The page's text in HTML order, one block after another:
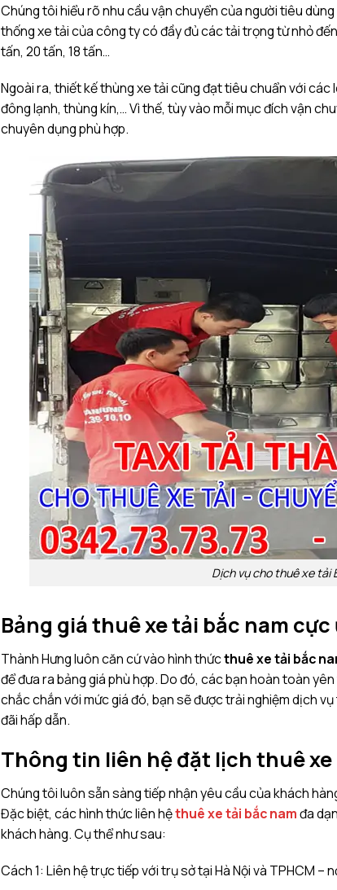
Chúng tôi hiểu rõ nhu cầu vận chuyển của người tiêu
thống xe tải của công ty có đầy đủ các tải trọng từ nhỏ
tấn, 20 tấn, 18 tấn…
Ngoài ra, thiết kế thùng xe tải cũng đạt tiêu chuẩn với
đông lạnh, thùng kín,… Vì thế, tùy vào mỗi mục đích vận
chuyên dụng phù hợp.
Dịch vụ cho thuê xe tải
Bảng giá thuê xe tải bắc nam cực
Thành Hưng luôn căn cứ vào hình thứcthuê xe tải bắc
để đưa ra bảng giá phù hợp. Do đó, các bạn hoàn toàn
chắc chắn với mức giá đó, bạn sẽ được trải nghiệm dịch
đãi hấp dẫn.
Thông tin liên hệ đặt lịch thuê xe
Chúng tôi luôn sẵn sàng tiếp nhận yêu cầu của khách
Đặc biệt, các hình thức liên hệthuê xe tải bắc namđa
khách hàng. Cụ thể như sau:
Cách 1: Liên hệ trực tiếp với trụ sở tại Hà Nội và TPHCM –